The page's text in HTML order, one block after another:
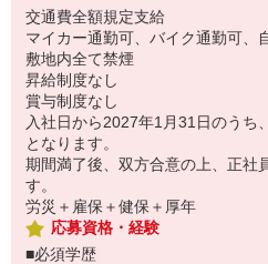
交通費全額規定支給
マイカー通勤可、バイク通勤可、
敷地内全て禁煙
昇給制度なし
賞与制度なし
入社日から2027年1月31日のうち
となります。
期間満了後、双方合意の上、正社
す。
労災＋雇保＋健保＋厚年
応募資格・経験
■必須学歴